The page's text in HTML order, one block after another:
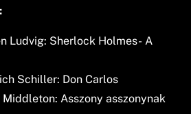
Ludvig: Sherlock Holmes- A
Schiller: Don Carlos
Asszony asszonynak